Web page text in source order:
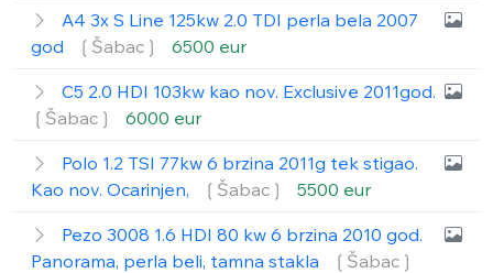
A4 3x S Line 125kw 2.0 TDI perla bela 2007
god
❲Šabac❳ 6500 eur
C5 2.0 HDI 103kw kao nov. Exclusive 2011god.
❲Šabac❳
6000 eur
Polo 1.2 TSI 77kw 6 brzina 2011g tek stigao.
Kao nov. Ocarinjen,
❲Šabac❳ 5500 eur
Pezo 3008 1.6 HDI 80 kw 6 brzina 2010 god.
Panorama, perla beli, tamna stakla
❲Šabac❳